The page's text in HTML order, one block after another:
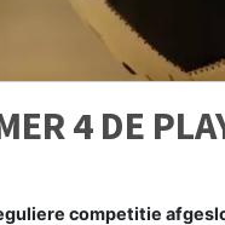
4 DE
competitie